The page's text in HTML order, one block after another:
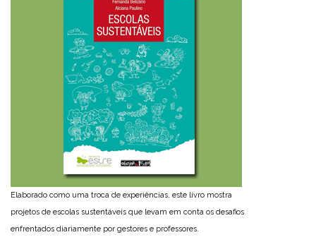
Elaborado como uma troca de experiências, este livro mostra
projetos de escolas sustentáveis que levam em conta os desafios
enfrentados diariamente por gestores e professores.